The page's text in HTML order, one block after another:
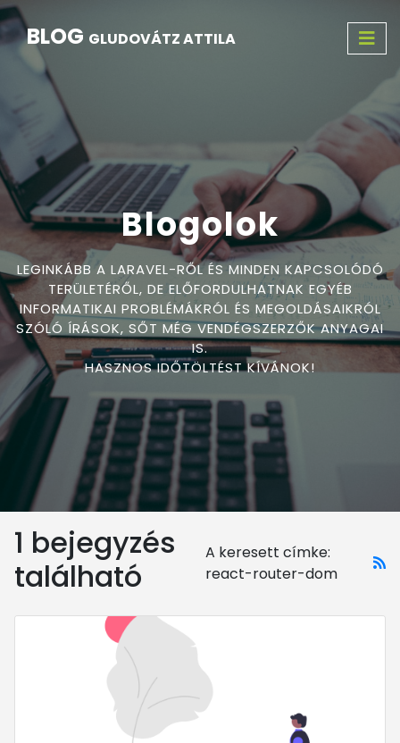
BLOG GLUDOVÁTZ ATTILA
Blogolok
LEGINKÁBB A LARAVEL-RŐL ÉS MINDEN KAPCSOLÓDÓ
TERÜLETÉRŐL, DE ELŐFORDULHATNAK EGYÉB
INFORMATIKAI PROBLÉMÁKRÓL ÉS MEGOLDÁSAIKRÓL
SZÓLÓ ÍRÁSOK, SŐT MÉG VENDÉGSZERZŐK ANYAGAI
IS.
HASZNOS IDŐTÖLTÉST KÍVÁNOK!
1 bejegyzés
található
A keresett címke:
react-router-dom